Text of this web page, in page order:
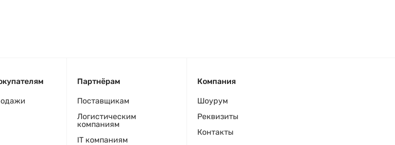
Партнёрам
Поставщикам
Логистическим
компаниям
IT компаниям
Компания
Шоурум
Реквизиты
Контакты